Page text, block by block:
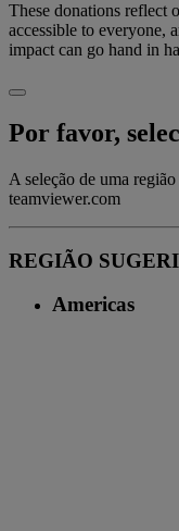
These donations reflect
accessible to everyone,
impact can go hand in
Por favor,
A seleção de uma
teamviewer.com
REGIÃO
Americas